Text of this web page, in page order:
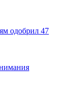
одобрил 47